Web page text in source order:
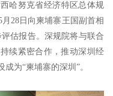
哈努克省经济特区总体规
28日向柬埔寨王国副首相
估报告。深规院将与联合
续紧密合作，推动深圳经
为“柬埔寨的深圳”。